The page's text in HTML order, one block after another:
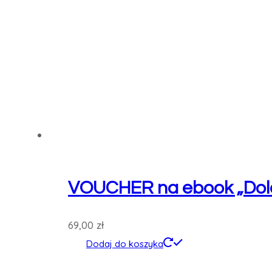
VOUCHER na ebook
69,00 zł
Dodaj do koszyka